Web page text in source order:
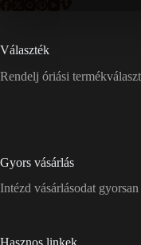
Választék
Rendelj óriási
Gyors vásárlás
Intézd vásárlásodat